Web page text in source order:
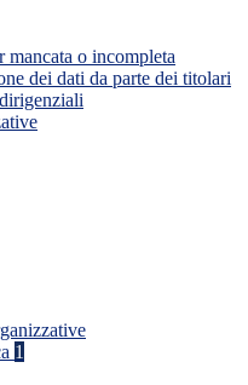
mancata o incompleta
dei dati da parte dei titolari
1